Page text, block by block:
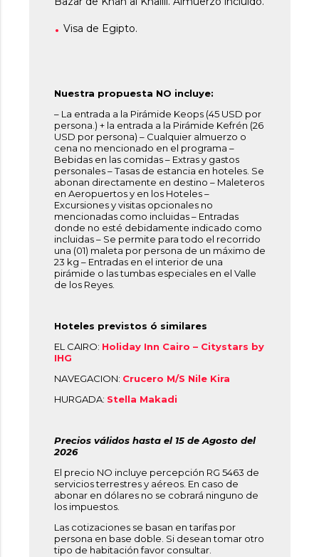
Visa de Egipto.
Nuestra propuesta NO incluye:
– La entrada a la Pirámide Keops (45 USD por
persona.) + la entrada a la Pirámide Kefrén (26
USD por persona) – Cualquier almuerzo o
cena no mencionado en el programa –
Bebidas en las comidas – Extras y gastos
personales – Tasas de estancia en hoteles. Se
abonan directamente en destino – Maleteros
en Aeropuertos y en los Hoteles –
Excursiones y visitas opcionales no
mencionadas como incluidas – Entradas
donde no esté debidamente indicado como
incluidas – Se permite para todo el recorrido
una (01) maleta por persona de un máximo de
23 kg – Entradas en el interior de una
pirámide o las tumbas especiales en el Valle
de los Reyes.
Hoteles previstos ó similares
EL CAIRO: Holiday Inn Cairo – Citystars by
IHG
NAVEGACION: Crucero M/S Nile Kira
HURGADA: Stella Makadi
Precios válidos hasta el 15 de Agosto del
2026
El precio NO incluye percepción RG 5463 de
servicios terrestres y aéreos. En caso de
abonar en dólares no se cobrará ninguno de
los impuestos.
Las cotizaciones se basan en tarifas por
persona en base doble. Si desean tomar otro
tipo de habitación favor consultar.